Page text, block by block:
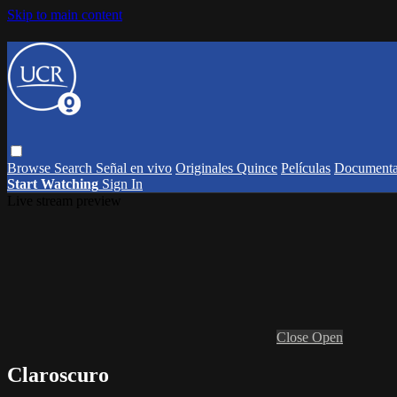
Skip to main content
Browse Search Señal en vivo Originales Quince Películas
Start Watching Sign In
Close Open
Claroscuro